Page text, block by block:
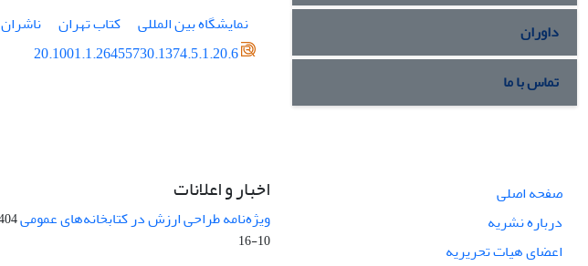
نمایشگاه بین المللی
کتاب تهران ناشران
20.1001.1.26455730.1374.5.1.20.6
داوران
تماس با ما
صفحه اصلی
درباره نشریه
اعضای هیات تحریریه
اخبار و اعلانات
ویژه‌نامه طراحی ارزش در کتابخانه‌های عمومی
10-16